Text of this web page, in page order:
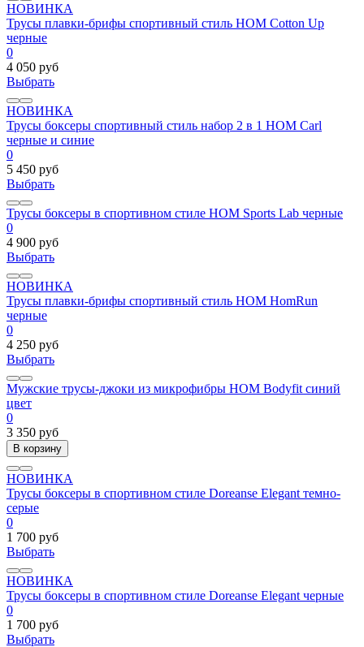
НОВИНКА
Трусы плавки-брифы спортивный стиль HOM Cotton Up
черные
0
4 050 руб
Выбрать
НОВИНКА
Трусы боксеры спортивный стиль набор 2 в 1 HOM Carl
черные и синие
0
5 450 руб
Выбрать
Трусы боксеры в спортивном стиле HOM Sports Lab черные
0
4 900 руб
Выбрать
НОВИНКА
Трусы плавки-брифы спортивный стиль HOM HomRun
черные
0
4 250 руб
Выбрать
Мужские трусы-джоки из микрофибры HOM Bodyfit синий
цвет
0
3 350 руб
В корзину
НОВИНКА
Трусы боксеры в спортивном стиле Doreanse Elegant темно-
серые
0
1 700 руб
Выбрать
НОВИНКА
Трусы боксеры в спортивном стиле Doreanse Elegant черные
0
1 700 руб
Выбрать